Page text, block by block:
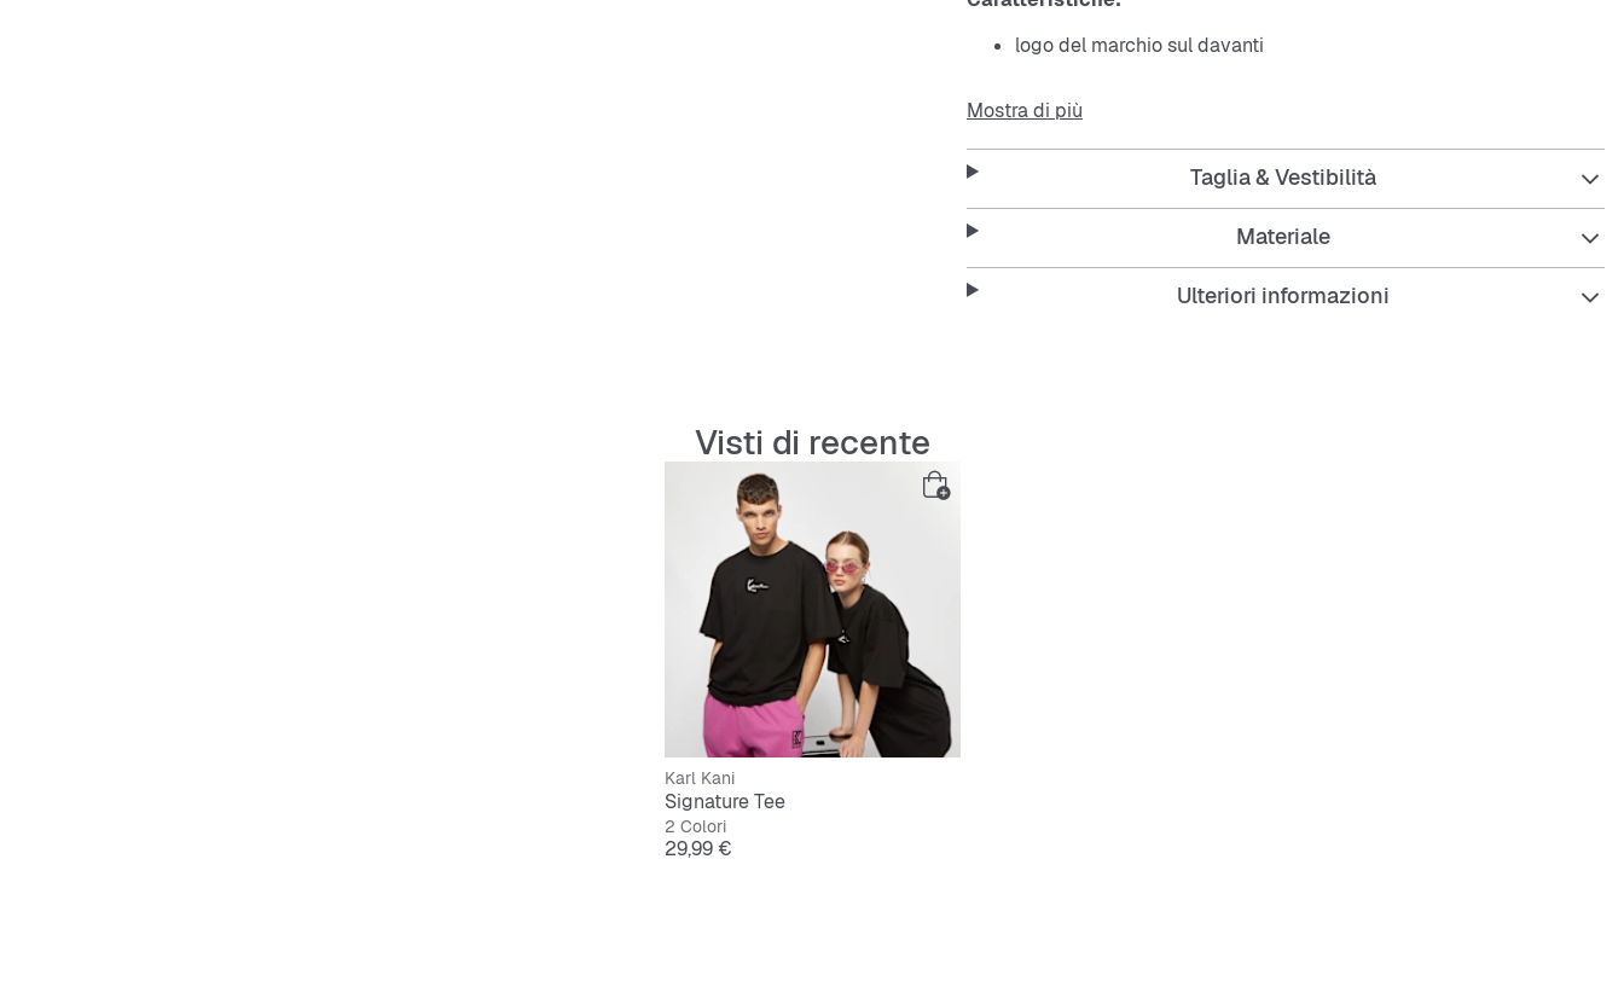
logo del marchio sul davanti
vestibilità comoda
girocollo
materiale: 100% cotone
Mostra di più
Taglia & Vestibilità
Materiale
Ulteriori informazioni
Visti di recente
Karl Kani
Signature Tee
2 Colori
Prezzo
29,99 €